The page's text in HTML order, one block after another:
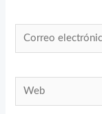
Correo
electrónico*
Web